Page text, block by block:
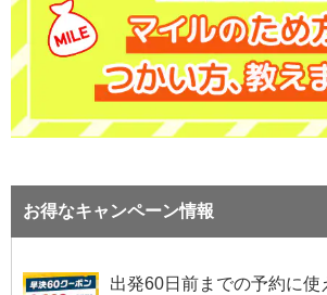
お得なキャンペーン情報
出発60日前までの予約に使